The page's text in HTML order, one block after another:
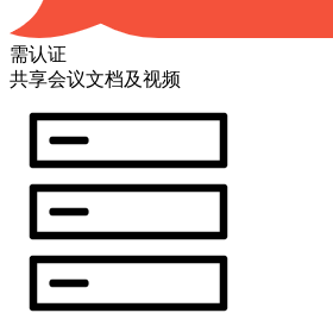
需认证
共享会议文档及视频